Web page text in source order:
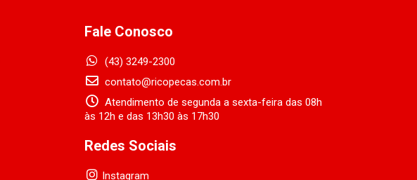
Fale Conosco
(43) 3249-2300
contato@ricopecas.com.br
Atendimento de segunda a sexta-feira das 08h
às 12h e das 13h30 às 17h30
Redes Sociais
Instagram